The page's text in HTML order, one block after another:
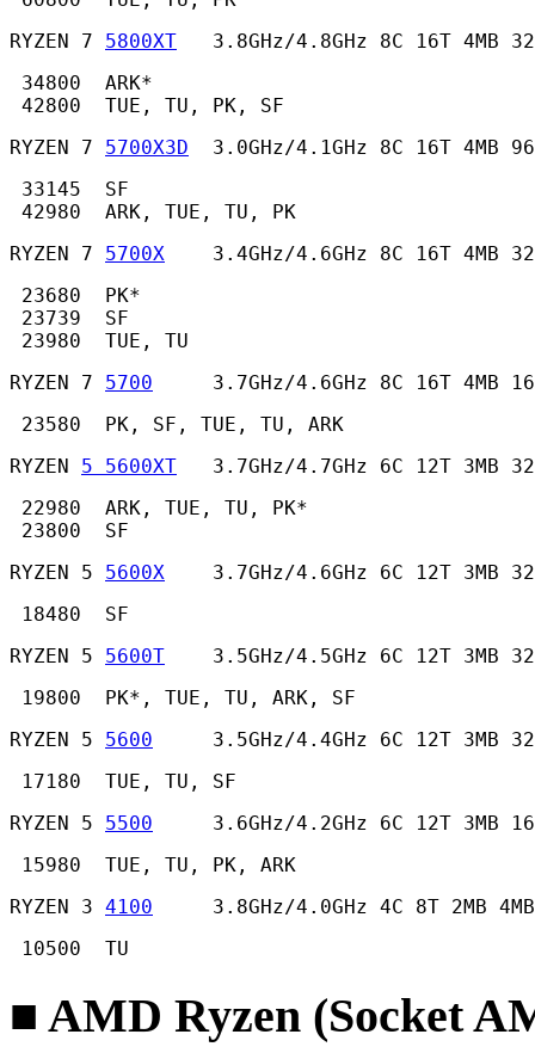
RYZEN 7 5800XT
3.8GHz/4.8GHz 8C 16T 4MB
34800  ARK*
42800  TUE, TU, PK, SF
RYZEN 7 5700X3D
3.0GHz/4.1GHz 8C 16T 4MB
33145  SF
42980  ARK, TUE, TU, PK
RYZEN 7 5700X
3.4GHz/4.6GHz 8C 16T 4MB
23680  PK*
23739  SF
23980  TUE, TU
RYZEN 7 5700
3.7GHz/4.6GHz 8C 16T 4MB
23580  PK, SF, TUE, TU, ARK
RYZEN 5 5600XT
3.7GHz/4.7GHz 6C 12T 3MB
22980  ARK, TUE, TU, PK*
23800  SF
RYZEN 5 5600X
3.7GHz/4.6GHz 6C 12T 3MB
18480  SF
RYZEN 5 5600T
3.5GHz/4.5GHz 6C 12T 3MB
19800  PK*, TUE, TU, ARK, SF
RYZEN 5 5600
3.5GHz/4.4GHz 6C 12T 3MB
17180  TUE, TU, SF
RYZEN 5 5500
3.6GHz/4.2GHz 6C 12T 3MB
15980  TUE, TU, PK, ARK
RYZEN 3 4100
3.8GHz/4.0GHz 4C 8T 2MB
10500  TU
■ AMD Ryzen (Socket